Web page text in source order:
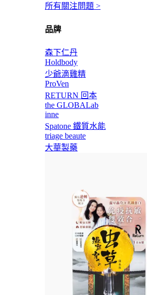
所有關注問題 >
品牌
森下仁丹
Holdbody
少爺滴雞精
ProVen
RETURN 回本
the GLOBALab
inne
Spatone 鐵質水能
triage beaute
大華製藥